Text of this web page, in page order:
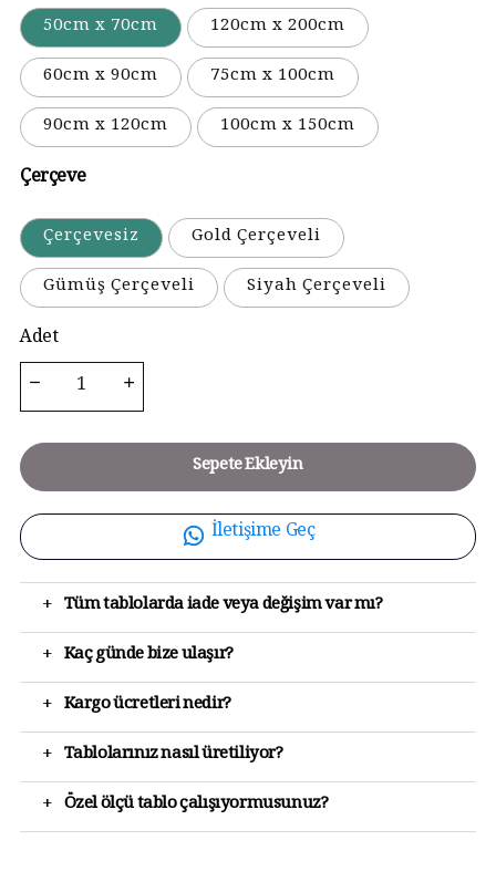
50cm x 70cm
120cm x 200cm
60cm x 90cm
75cm x 100cm
90cm x 120cm
100cm x 150cm
Çerçeve
Çerçevesiz
Gold Çerçeveli
Gümüş Çerçeveli
Siyah Çerçeveli
Adet
Sepete Ekleyin
İletişime Geç
+ Tüm tablolarda iade veya değişim var mı?
+ Kaç günde bize ulaşır?
+ Kargo ücretleri nedir?
+ Tablolarınız nasıl üretiliyor?
+ Özel ölçü tablo çalışıyormusunuz?